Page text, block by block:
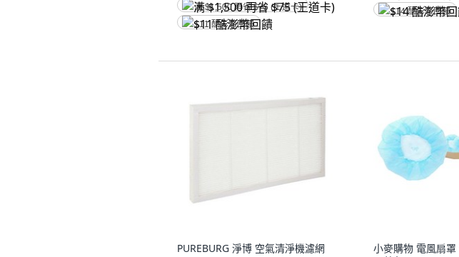
满 $1,500 再省 $75 (王道卡)
$11 酷澎幣回饋
$14 酷澎幣回饋
PUREBURG 淨博 空氣清淨機濾網
小麥購物 電風扇